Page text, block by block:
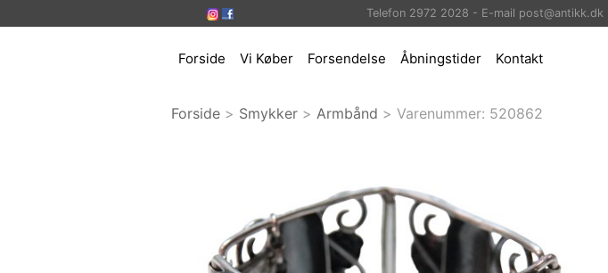
Telefon 2972 2028 - E-mail
Forside Vi Køber Forsendelse Åbningstider Kontakt
Forside > Smykker > Armbånd > Varenummer: 520862